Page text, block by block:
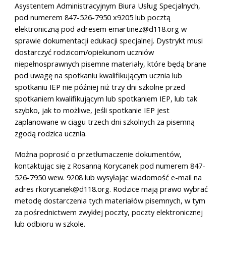
Asystentem Administracyjnym Biura Usług Specjalnych,
pod numerem 847-526-7950 x9205 lub pocztą
elektroniczną pod adresem emartinez@d118.org w
sprawie dokumentacji edukacji specjalnej. Dystrykt musi
dostarczyć rodzicom/opiekunom uczniów
niepełnosprawnych pisemne materiały, które będą brane
pod uwagę na spotkaniu kwalifikującym ucznia lub
spotkaniu IEP nie później niż trzy dni szkolne przed
spotkaniem kwalifikującym lub spotkaniem IEP, lub tak
szybko, jak to możliwe, jeśli spotkanie IEP jest
zaplanowane w ciągu trzech dni szkolnych za pisemną
zgodą rodzica ucznia.
Można poprosić o przetłumaczenie dokumentów,
kontaktując się z Rosanną Korycanek pod numerem 847-
526-7950 wew. 9208 lub wysyłając wiadomość e-mail na
adres rkorycanek@d118.org. Rodzice mają prawo wybrać
metodę dostarczenia tych materiałów pisemnych, w tym
za pośrednictwem zwykłej poczty, poczty elektronicznej
lub odbioru w szkole.